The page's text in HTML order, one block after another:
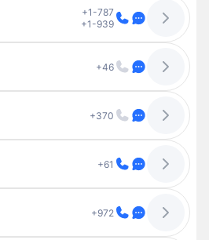
+1-787
+1-939
+46
+370
+61
+972